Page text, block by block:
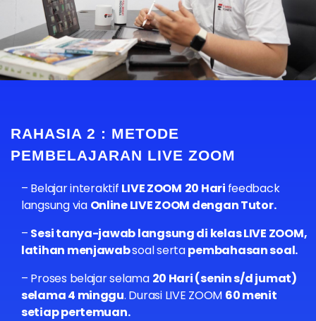
RAHASIA 2 : METODE
PEMBELAJARAN LIVE ZOOM
– Belajar interaktif LIVE ZOOM 20 Hari feedback
langsung via Online LIVE ZOOM dengan Tutor.
– Sesi tanya-jawab langsung di kelas LIVE ZOOM,
latihan menjawabsoal sertapembahasan soal.
– Proses belajar selama 20 Hari (senin s/d jumat)
selama 4 minggu. Durasi LIVE ZOOM 60 menit
setiap pertemuan.